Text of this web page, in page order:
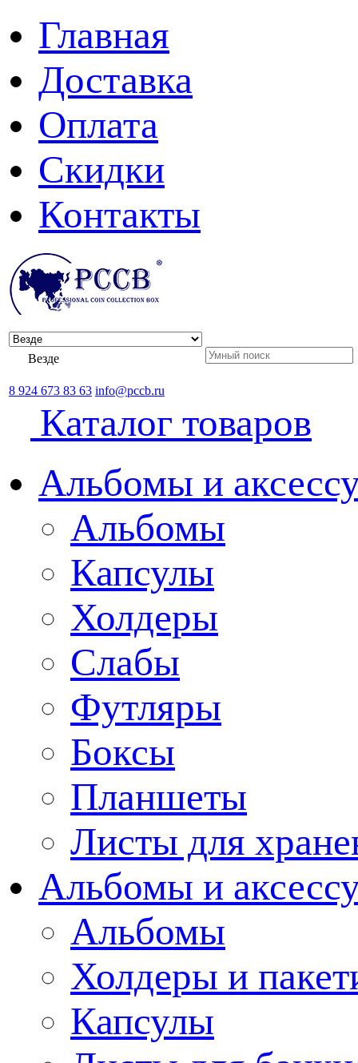
Главная
Доставка
Оплата
Скидки
Контакты
Везде
8 924 673 83 63 info@pccb.ru
Каталог товаров
Альбомы и
Альбомы
Капсулы
Холдеры
Слабы
Футляры
Боксы
Планшеты
Листы для
Альбомы и
Альбомы
Холдеры и
Капсулы